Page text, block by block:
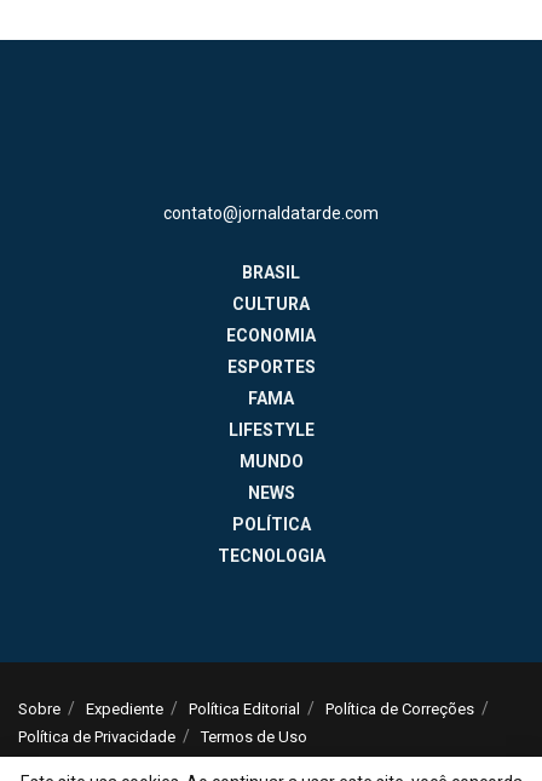
contato@jornaldatarde.com
BRASIL
CULTURA
ECONOMIA
ESPORTES
FAMA
LIFESTYLE
MUNDO
NEWS
POLÍTICA
TECNOLOGIA
Sobre Expediente Política Editorial
Política de Correções
Política de Privacidade
Termos de Uso
© 2025 Jornal da Tarde - Notícias do Brasil e do mundo - ISSN: 1516-294X -